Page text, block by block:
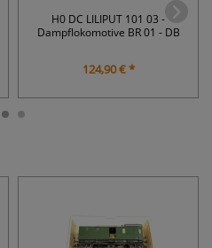
H0 DC LILIPUT 101 03 -
Dampflokomotive BR 01 - DB
124,90 € *